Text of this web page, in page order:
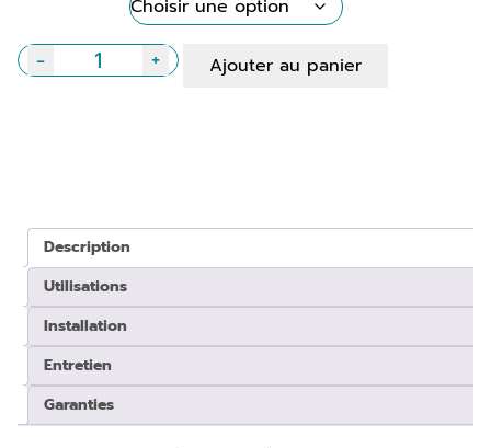
-
quantité
+ Ajouter au panier
Description
Utilisations
Installation
Entretien
Garanties